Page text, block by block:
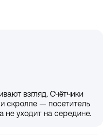
взгляд. Счётчики
скролле — посетитель
не уходит на середине.